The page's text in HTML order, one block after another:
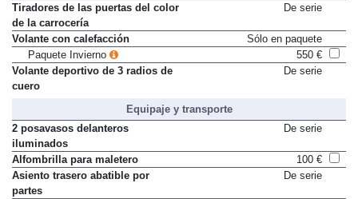
Tiradores de las puertas del color
de la carrocería
De serie
Volante con calefacción
Sólo en paquete
Paquete Invierno
550 €
Volante deportivo de 3 radios de
cuero
De serie
Equipaje y transporte
2 posavasos delanteros
iluminados
De serie
Alfombrilla para maletero
100 €
Asiento trasero abatible por
partes
De serie